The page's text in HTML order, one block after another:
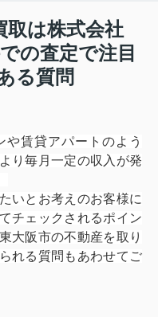
取は株式会社
の査定で注目
る質問
賃貸アパートのよう
り毎月一定の収入が発
いとお考えのお客様に
チェックされるポイン
大阪市の不動産を取り
れる質問もあわせてご